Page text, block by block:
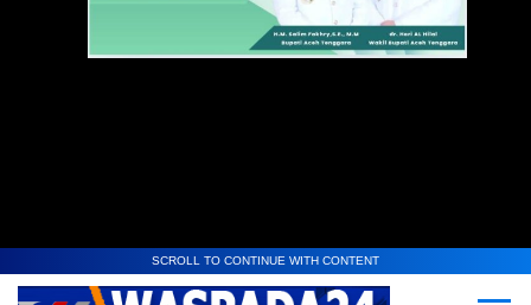
SCROLL TO CONTINUE WITH CONTENT